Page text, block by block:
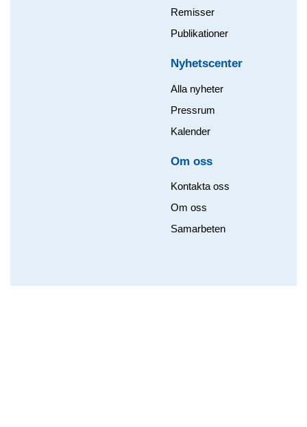
Remisser
Publikationer
Nyhetscenter
Alla nyheter
Pressrum
Kalender
Om oss​
Kontakta oss
Om oss
Samarbeten